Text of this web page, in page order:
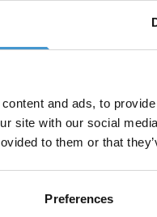
and ads, to
site with our social
to them or that
Preferences
og fremheve
dine.
innhold i
på Google
åpningstider, noe de
legger større
finner informasjonen
søkninger og i